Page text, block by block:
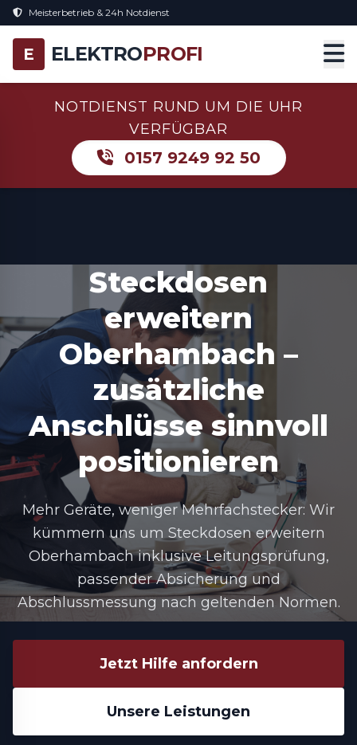
Meisterbetrieb & 24h Notdienst
E ELEKTROPROFI
NOTDIENST RUND UM DIE UHR
VERFÜGBAR
0157 9249 92 50
Steckdosen
erweitern
Oberhambach –
zusätzliche
Anschlüsse sinnvoll
positionieren
Mehr Geräte, weniger Mehrfachstecker: Wir
kümmern uns um Steckdosen erweitern
Oberhambach inklusive Leitungsprüfung,
passender Absicherung und
Abschlussmessung nach geltenden Normen.
Jetzt Hilfe anfordern
Unsere Leistungen